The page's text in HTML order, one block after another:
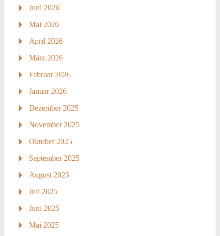
Juni 2026
Mai 2026
April 2026
März 2026
Februar 2026
Januar 2026
Dezember 2025
November 2025
Oktober 2025
September 2025
August 2025
Juli 2025
Juni 2025
Mai 2025